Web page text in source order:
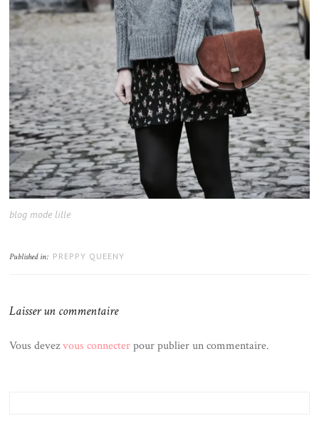
blog mode lille
Published in: PREPPY QUEENY
Laisser un commentaire
Vous devezvous connecterpour publier un commentaire.